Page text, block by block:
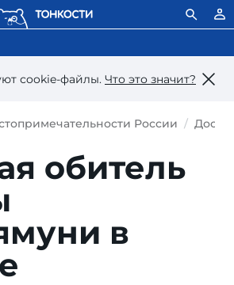
сookie-файлы. Что это значит?
России
обитель
в